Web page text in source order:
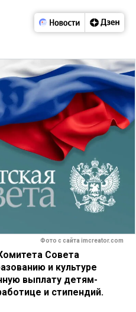
Фото с сайта imcreator.com
Совета
и культуре
выплату детям-
и стипендий.